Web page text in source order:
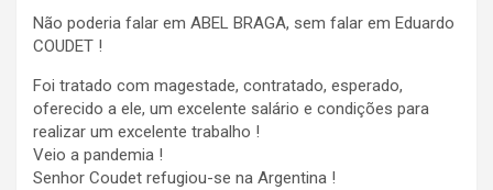
Não poderia falar em ABEL BRAGA, sem falar em Eduardo
COUDET !
Foi tratado com magestade, contratado, esperado,
oferecido a ele, um excelente salário e condições para
realizar um excelente trabalho !
Veio a pandemia !
Senhor Coudet refugiou-se na Argentina !